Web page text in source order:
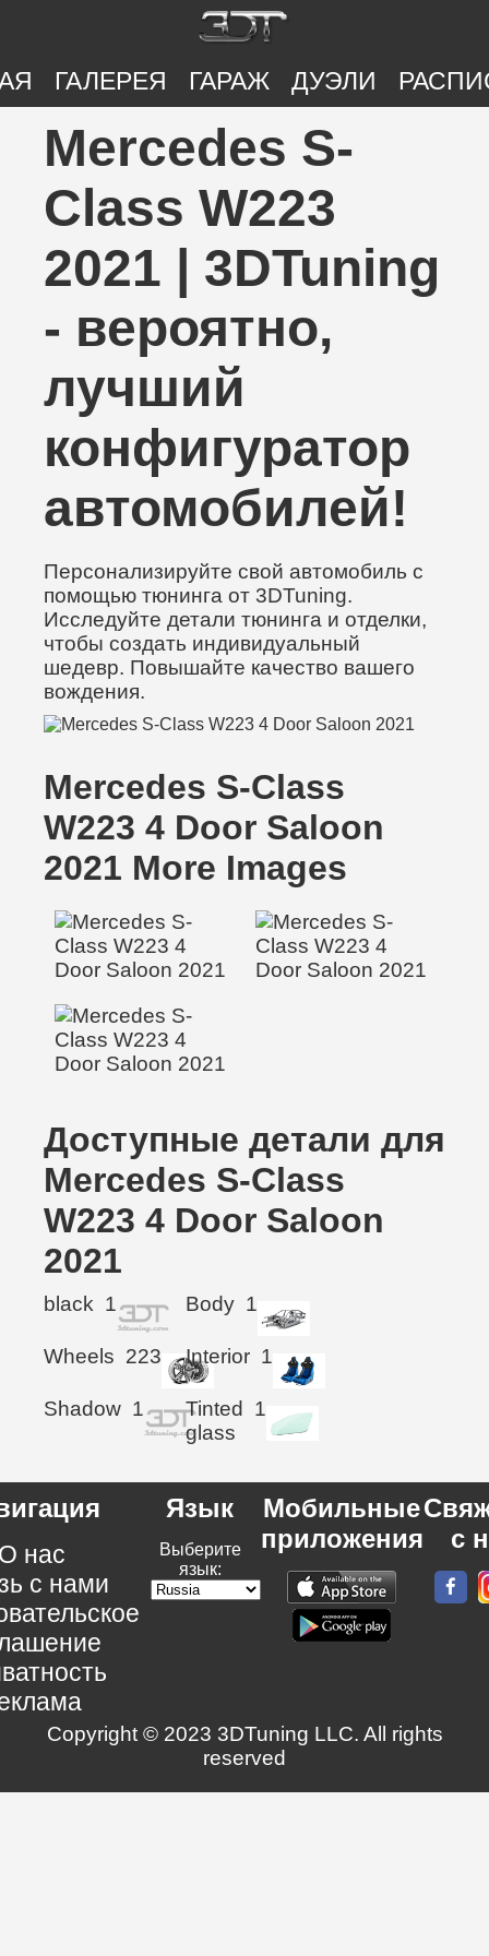
ГАЛЕРЕЯ ГАРАЖ ДУЭЛИ
Mercedes S-
Class W223
2021 | 3DTuning
- вероятно,
лучший
конфигуратор
автомобилей!
Персонализируйте свой автомобиль с
помощью тюнинга от 3DTuning.
Исследуйте детали тюнинга и отделки,
чтобы создать индивидуальный
шедевр. Повышайте качество вашего
вождения.
Mercedes S-Class
W223 4 Door Saloon
2021 More Images
Доступные детали для
Mercedes S-Class
W223 4 Door Saloon
2021
black 1 Body 1
Wheels 223 Interior 1
Shadow 1
Tinted
glass
1
нас
с нами
Язык
Выберите
язык:
Мобильные
приложения
с
Copyright © 2023 3DTuning LLC. All rights
reserved